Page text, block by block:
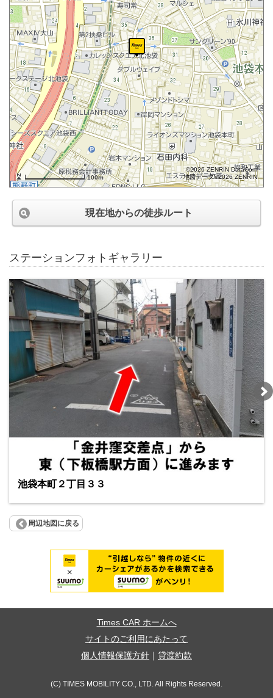
100m
©2026 ZENRIN DataCom
地図データ©2026 ZENRIN
現在地からの徒歩ルート
ステーションフォトギャラリー
池袋本町２丁目３３
周辺地図に戻る
Times CAR ホームへ
サイトのご利用にあたって
個人情報保護方針
貸渡約款
(C) TIMES MOBILITY CO., LTD. All Rights Reserved.